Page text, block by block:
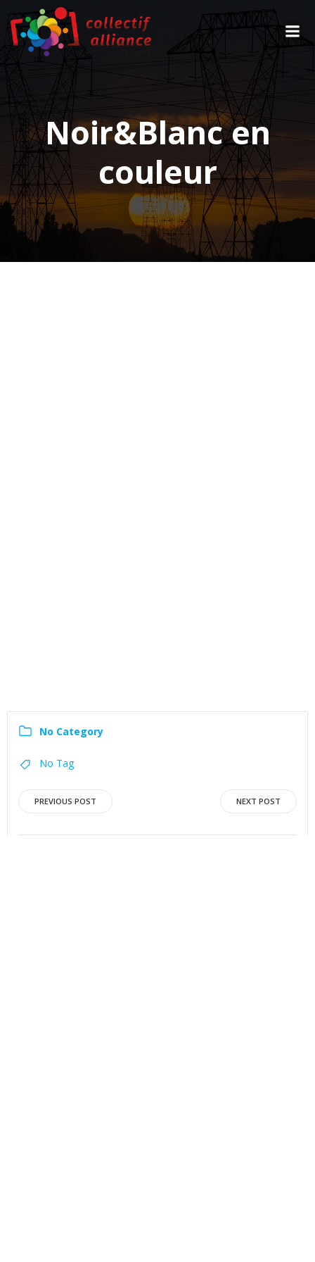
contenu
Noir&Blanc en
couleur
No Category
No Tag
Navigation
de
PREVIOUS POST
Navigation
de
NEXT POST